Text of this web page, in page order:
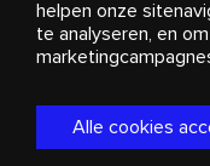
Reclame
Over
© 2018-2025 Stingray
STINGRAY®,
en logo’s zijn
helpen onze
te analyseren, en
Alle cookies